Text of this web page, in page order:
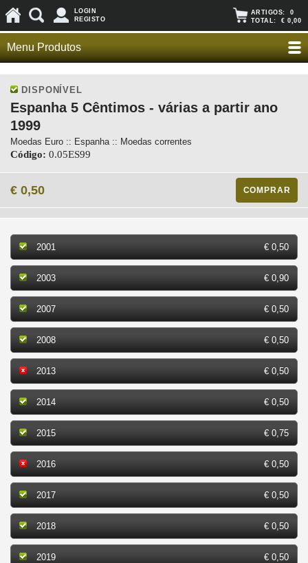
LOGIN
REGISTO
ARTIGOS: 0
TOTAL: € 0,00
Menu Produtos
DISPONÍVEL
Espanha 5 Cêntimos - várias a partir ano
1999
Moedas Euro :: Espanha :: Moedas correntes
Código: 0.05ES99
€ 0,50 COMPRAR
2001 € 0,50
2003 € 0,90
2007 € 0,50
2008 € 0,50
2013 € 0,50
2014 € 0,50
2015 € 0,75
2016 € 0,50
2017 € 0,50
2018 € 0,50
2019 € 0,50